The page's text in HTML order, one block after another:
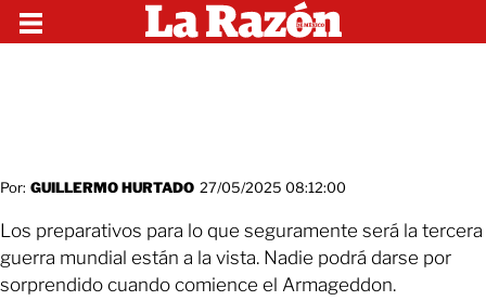
Por: GUILLERMO HURTADO 27/05/2025 08:12:00
Los preparativos para lo que seguramente será la tercera
guerra mundial están a la vista. Nadie podrá darse por
sorprendido cuando comience el Armageddon.